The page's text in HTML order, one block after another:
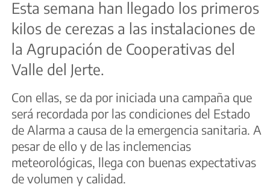
Esta semana han llegado los primeros
kilos de cerezas a las instalaciones de
la Agrupación de Cooperativas del
Valle del Jerte.
Con ellas, se da por iniciada una campaña que
será recordada por las condiciones del Estado
de Alarma a causa de la emergencia sanitaria. A
pesar de ello y de las inclemencias
meteorológicas, llega con buenas expectativas
de volumen y calidad.